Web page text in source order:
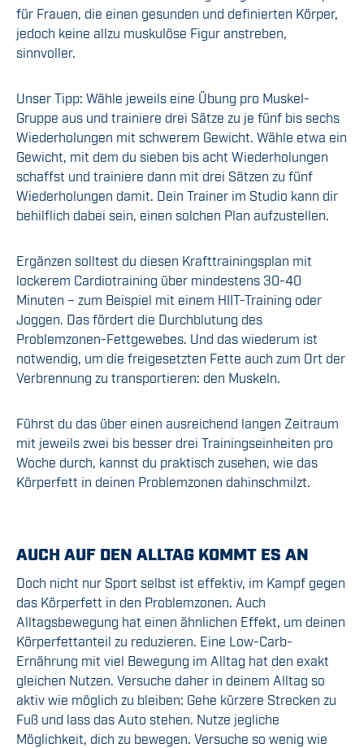
für Frauen, die einen gesunden und definierten Körper,
jedoch keine allzu muskulöse Figur anstreben,
sinnvoller.
Unser Tipp: Wähle jeweils eine Übung pro Muskel-
Gruppe aus und trainiere drei Sätze zu je fünf bis sechs
Wiederholungen mit schwerem Gewicht. Wähle etwa ein
Gewicht, mit dem du sieben bis acht Wiederholungen
schaffst und trainiere dann mit drei Sätzen zu fünf
Wiederholungen damit. Dein Trainer im Studio kann dir
behilflich dabei sein, einen solchen Plan aufzustellen.
Ergänzen solltest du diesen Krafttrainingsplan mit
lockerem Cardiotraining über mindestens 30-40
Minuten – zum Beispiel mit einem HIIT-Training oder
Joggen. Das fördert die Durchblutung des
Problemzonen-Fettgewebes. Und das wiederum ist
notwendig, um die freigesetzten Fette auch zum Ort der
Verbrennung zu transportieren: den Muskeln.
Führst du das über einen ausreichend langen Zeitraum
mit jeweils zwei bis besser drei Trainingseinheiten pro
Woche durch, kannst du praktisch zusehen, wie das
Körperfett in deinen Problemzonen dahinschmilzt.
AUCH AUF DEN ALLTAG KOMMT ES AN
Doch nicht nur Sport selbst ist effektiv, im Kampf gegen
das Körperfett in den Problemzonen. Auch
Alltagsbewegung hat einen ähnlichen Effekt, um deinen
Körperfettanteil zu reduzieren. Eine Low-Carb-
Ernährung mit viel Bewegung im Alltag hat den exakt
gleichen Nutzen. Versuche daher in deinem Alltag so
aktiv wie möglich zu bleiben: Gehe kürzere Strecken zu
Fuß und lass das Auto stehen. Nutze jegliche
Möglichkeit, dich zu bewegen. Versuche so wenig wie